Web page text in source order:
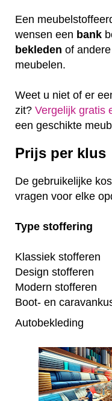
Een
wensen een bank
bekleden of
meubelen.
Weet u niet of er
zit? Vergelijk gratis
een geschikte
Prijs per klus
De gebruikelijke
vragen voor elke
Type stoffering
Klassiek stofferen
Design stofferen
Modern stofferen
Boot- en
Autobekleding